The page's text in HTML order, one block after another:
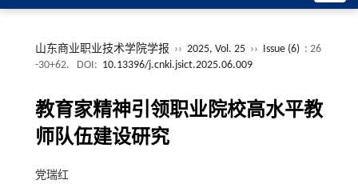
山东商业职业技术学院学报 ›› 2025, Vol. 25 ›› Issue (6) : 26
-30+62.
DOI: 10.13396/j.cnki.jsict.2025.06.009
教育家精神引领职业院校高水平教
师队伍建设研究
党瑞红